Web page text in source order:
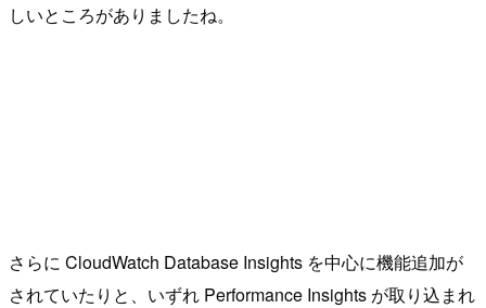
しいところがありましたね。
さらに CloudWatch Database Insights を中心に機能追加が
されていたりと、いずれ Performance Insights が取り込まれ